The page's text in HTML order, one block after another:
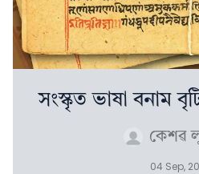
সংস্কৃত ভাষা বনাম
কেশৱ
04 Sep,